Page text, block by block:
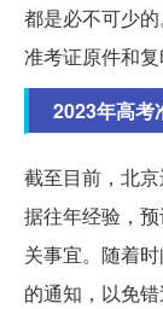
都是必不可少
准考证原件和复
2023年高考
截至目前，北
据往年经验，
关事宜。随着
的通知，以免错